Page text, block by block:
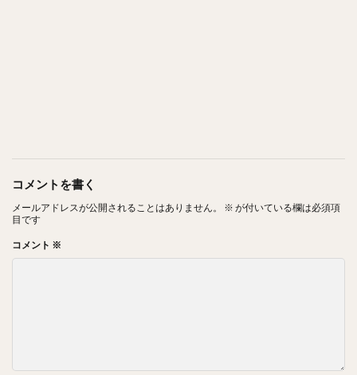
コメントを書く
メールアドレスが公開されることはありません。 ※ が付いている欄は必須項
目です
コメント ※